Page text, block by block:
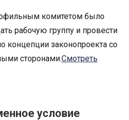
комитетом было
рабочую группу и провести
концепции законопроекта со
сторонами.Смотреть
условие